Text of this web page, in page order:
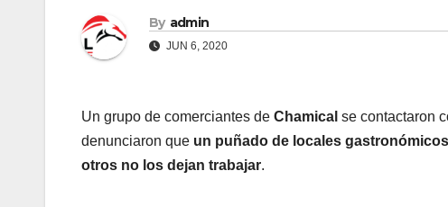
By admin
JUN 6, 2020
Un grupo de comerciantes de Chamical se contactaron
denunciaron que un puñado de locales
otros no los dejan trabajar.